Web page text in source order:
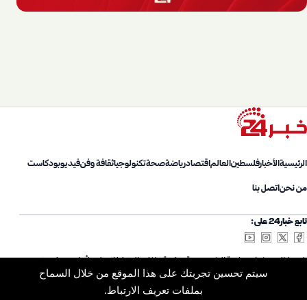
الرئيسيةالأخبارفلسطينالعالماقتصادرياضةصحةتكنولوجياثقافة وفنفيديوبودكاست
من نحناتصل بنا
تابع خبار24 على:
شروط الاستخدامسياسة الخصوصيةسياسة ملفات الارتباطاتصل بناأعلن معنامن نحن
سيتم تحسين تجربتك على هذا الموقع من خلال السماح
بملفات تعريف الارتباط.